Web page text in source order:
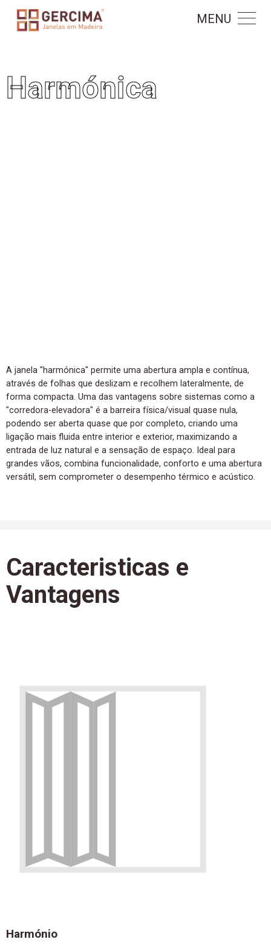
MENU
Harmónica
A janela "harmónica" permite uma abertura ampla e contínua,
através de folhas que deslizam e recolhem lateralmente, de
forma compacta. Uma das vantagens sobre sistemas como a
"corredora-elevadora" é a barreira física/visual quase nula,
podendo ser aberta quase que por completo, criando uma
ligação mais fluida entre interior e exterior, maximizando a
entrada de luz natural e a sensação de espaço. Ideal para
grandes vãos, combina funcionalidade, conforto e uma abertura
versátil, sem comprometer o desempenho térmico e acústico.
Caracteristicas e
Vantagens
Harmónio